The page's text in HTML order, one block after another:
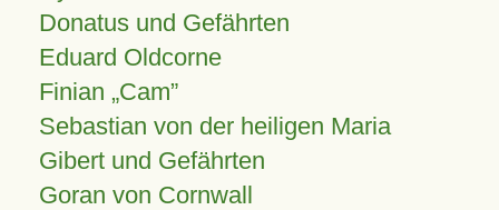
Donatus und Gefährten
Eduard Oldcorne
Finian Cam
Sebastian von der heiligen Maria
Gibert und Gefährten
Goran von Cornwall